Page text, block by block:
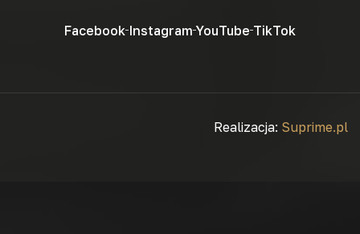
Facebook Instagram YouTube TikTok
Realizacja: Suprime.pl